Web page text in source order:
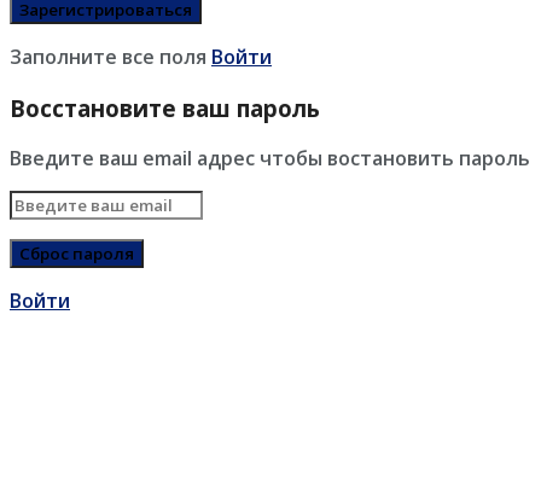
Заполните все поля Войти
Восстановите ваш пароль
Введите ваш email адрес чтобы востановить пароль
Войти